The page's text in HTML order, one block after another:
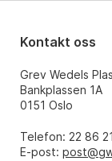
Kontakt oss
Grev Wedels
Bankplassen 1A
0151 Oslo
Telefon: 22 86
E-post: